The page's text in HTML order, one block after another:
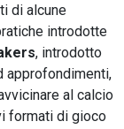
di alcune
introdotte
, introdotto
approfondimenti,
al calcio
formati di gioco